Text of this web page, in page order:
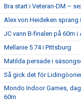
Bra start i Veteran-DM –
Alex von Heideken sprang
JC vann B-finalen på 60m i
Mellanie 5.74 i Pittsburg
Matilda persade i
Så gick det för
Mondo Indoor Games,
60m